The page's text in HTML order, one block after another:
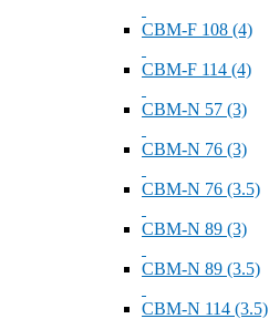
СВМ-F 108 (4)
СВМ-F 114 (4)
СВМ-N 57 (3)
СВМ-N 76 (3)
СВМ-N 76 (3.5)
СВМ-N 89 (3)
СВМ-N 89 (3.5)
СВМ-N 114 (3.5)